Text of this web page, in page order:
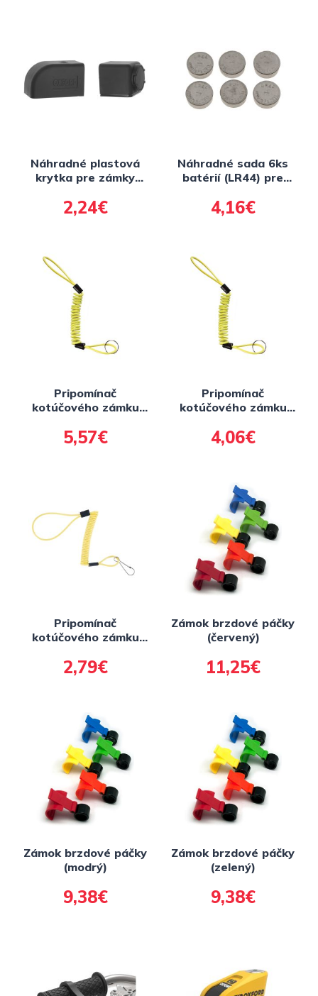
Náhradné plastová
krytka pre zámky
SCREAMER M005-19,
OXFORD
2,24€
Náhradné sada 6ks
batérií (LR44) pre
alarmom BOSS a
SCREAMER, OXFORD
4,16€
Pripomínač
kotúčového zámku
OXFORD (reflexné
žltý, priemer lanka 4
5,57€
Pripomínač
kotúčového zámku
OXFORD (reflexné
žltý, priemer lanka 4
4,06€
Pripomínač
kotúčového zámku
OXFORD (reflexné
žltý, priemer lanka 2,5
zdrhovadlem)
2,79€
Zámok brzdové páčky
(červený)
11,25€
Zámok brzdové páčky
(modrý)
9,38€
Zámok brzdové páčky
(zelený)
9,38€